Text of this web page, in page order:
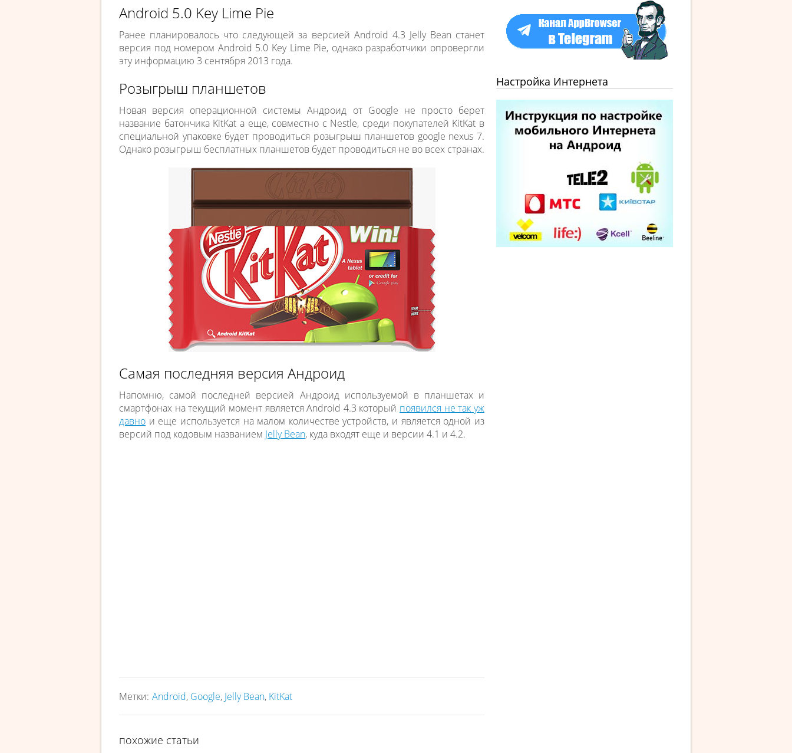
Android 5.0 Key Lime Pie
Ранее планировалось что следующей за версией Android 4.3 Jelly Bean станет
версия под номером Android 5.0 Key Lime Pie, однако разработчики опровергли
эту информацию 3 сентября 2013 года.
Розыгрыш планшетов
Новая версия операционной системы Андроид от Google не просто берет
название батончика KitKat а еще, совместно с Nestle, среди покупателей KitKat в
специальной упаковке будет проводиться розыгрыш планшетов google nexus 7.
Однако розыгрыш бесплатных планшетов будет проводиться не во всех странах.
Самая последняя версия Андроид
Напомню, самой последней версией Андроид используемой в планшетах и
смартфонах на текущий момент является Android 4.3 который появился не так уж
давно и еще используется на малом количестве устройств, и является одной из
версий под кодовым названием Jelly Bean, куда входят еще и версии 4.1 и 4.2.
Метки: Android, Google, Jelly Bean, KitKat
похожие статьи
Настройка Интернета